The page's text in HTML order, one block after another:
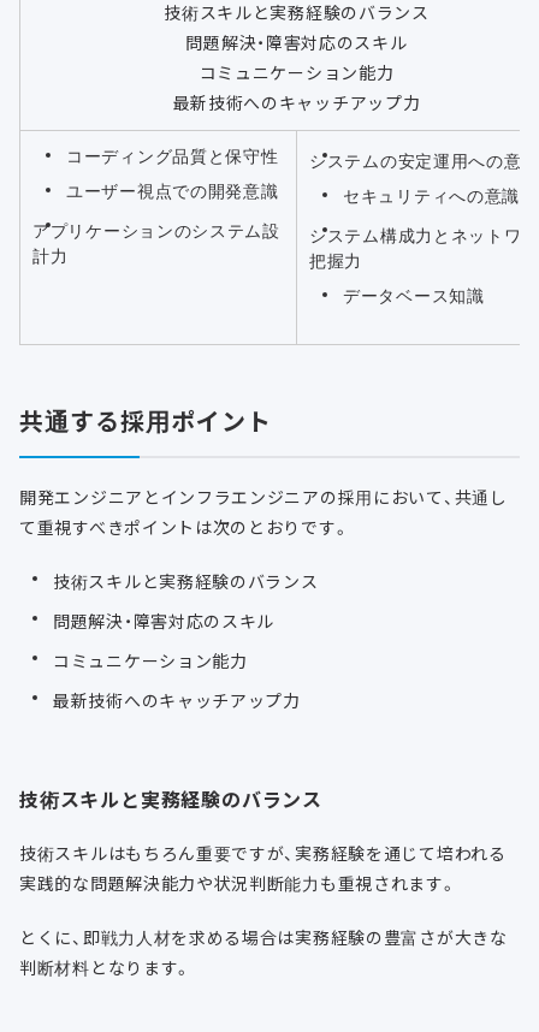
技術スキルと実務経験のバランス
問題解決・障害対応のスキル
コミュニケーション能力
最新技術へのキャッチアップ力
コーディング品質と保守性
ユーザー視点での開発意識
アプリケーションのシステム設
計力
システムの安定運用への意識
セキュリティへの意識
システム構成力とネットワ
把握力
データベース知識
共通する採用ポイント
開発エンジニアとインフラエンジニアの採用において、共通し
て重視すべきポイントは次のとおりです。
技術スキルと実務経験のバランス
問題解決・障害対応のスキル
コミュニケーション能力
最新技術へのキャッチアップ力
技術スキルと実務経験のバランス
技術スキルはもちろん重要ですが、実務経験を通じて培われる
実践的な問題解決能力や状況判断能力も重視されます。
とくに、即戦力人材を求める場合は実務経験の豊富さが大きな
判断材料となります。